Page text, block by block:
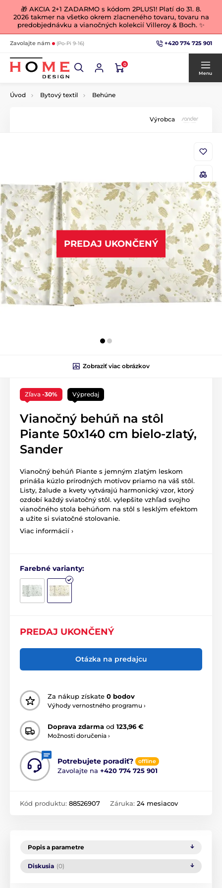
🎁 AKCIA 2+1 ZADARMO s kódom 2PLUS1! Platí do 31. 8.
2026 takmer na všetko okrem zlacneného tovaru, tovaru na
predobjednávku a vianočných kolekcií Villeroy & Boch. ✨
Zavolajte nám (Po-Pi 9-16) +420 774 725 901
0
Menu
Úvod Bytový textil Behúne
Výrobca
PREDAJ UKONČENÝ
Zobraziť viac obrázkov
Zľava -30% Výpredaj
Vianočný behúň na stôl
Piante 50x140 cm bielo-zlatý,
Sander
Vianočný behúň Piante s jemným zlatým leskom
prináša kúzlo prírodných motívov priamo na váš stôl.
Listy, žalude a kvety vytvárajú harmonický vzor, ktorý
ozdobí každý sviatočný stôl. vylepšite vzhľad svojho
vianočného stola behúňom na stôl s lesklým efektom
a užite si sviatočné stolovanie.
Viac informácií ›
Farebné varianty:
PREDAJ UKONČENÝ
Otázka na predajcu
Za nákup získate 0 bodov
Výhody vernostného programu ›
Doprava zdarma od 123,96 €
Možnosti doručenia ›
Potrebujete poradiť? offline
Zavolajte na +420 774 725 901
Kód produktu: 88526907 Záruka: 24 mesiacov
Popis a parametre
Diskusia (0)